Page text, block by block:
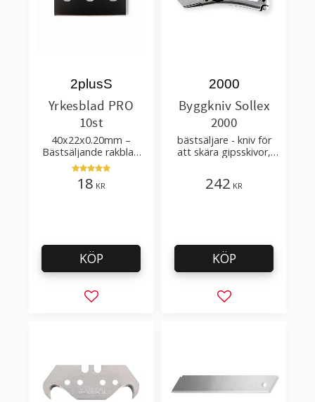
Yrkesblad PRO
10st
40x22x0.20mm –
Bästsäljande rakblad
för att skära tapet, tyg,
filt, hobby bruk
2plusS
18 KR
Lägg till i favoriter
KÖP
Byggkniv Sollex
2000
bästsäljare - kniv för
att skära gipsskivor,
2000
242 KR
Lägg till i
KÖP